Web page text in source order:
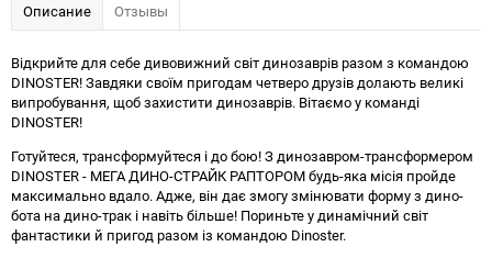
Описание Отзывы
Відкрийте для себе дивовижний світ динозаврів разом з командою
DINOSTER! Завдяки своїм пригодам четверо друзів долають великі
випробування, щоб захистити динозаврів. Вітаємо у команді
DINOSTER!
Готуйтеся, трансформуйтеся і до бою! З динозавром-трансформером
DINOSTER - МЕГА ДИНО-СТРАЙК РАПТОРОМ будь-яка місія пройде
максимально вдало. Адже, він дає змогу змінювати форму з дино-
бота на дино-трак і навіть більше! Пориньте у динамічний світ
фантастики й пригод разом із командою Dinoster.